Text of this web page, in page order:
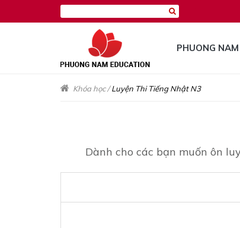
PHUONG
Khóa học/Luyện Thi Tiếng Nhật N3
Dành cho các bạn muốn ôn